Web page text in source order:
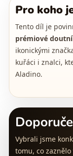
Pro koho
Tento díl je
prémiové
ikonickými
kuřáci i znalci,
Aladino.
Vybrali jsme
tomu, co